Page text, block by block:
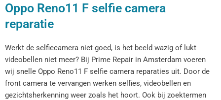
Oppo Reno11 F selfie camera
reparatie
Werkt de selfiecamera niet goed, is het beeld wazig of lukt
videobellen niet meer? Bij Prime Repair in Amsterdam voeren
wij snelle Oppo Reno11 F selfie camera reparaties uit. Door de
front camera te vervangen werken selfies, videobellen en
gezichtsherkenning weer zoals het hoort. Ook bij zoektermen